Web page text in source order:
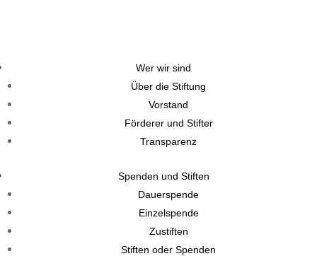
Wer wir sind
Über die Stiftung
Vorstand
Förderer und Stifter
Transparenz
Spenden und Stiften
Dauerspende
Einzelspende
Zustiften
Stiften oder Spenden